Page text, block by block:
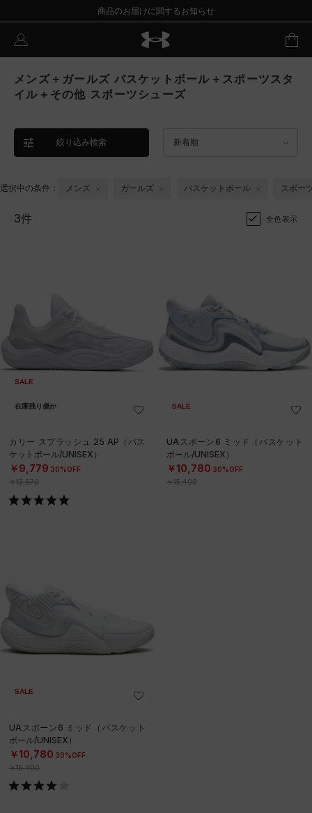
商品のお届けに関するお知らせ
メンズ＋ガールズ バスケットボール＋スポーツスタ
イル＋その他 スポーツシューズ
絞り込み検索 新着順
選択中の条件： メンズ ガールズ バスケットボール スポー
3件 全色表示
SALE
在庫残り僅か
カリー スプラッシュ 25 AP（バス
ケットボール/UNISEX）
￥9,779 30%OFF
￥13,970
SALE
UAスポーン6 ミッド（バスケット
ボール/UNISEX）
￥10,780 30%OFF
￥15,400
SALE
UAスポーン6 ミッド（バスケット
ボール/UNISEX）
￥10,780 30%OFF
￥15,400